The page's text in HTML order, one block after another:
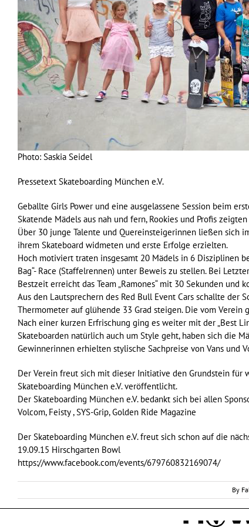
Photo: Saskia Seidel
Pressetext Skateboarding München e.V.
Geballte Girls Power und eine ausgelassene Session beim
Skatende Mädels aus nah und fern, Rookies und Profis
Über 30 junge Talente und Quereinsteigerinnen ließen sich
ihrem Skateboard widmeten und erste Erfolge erzielten.
Hoch motiviert traten insgesamt 20 Mädels in 6 Disziplinen
Bag“- Race (Staffelrennen) unter Beweis zu stellen. Bei
Bestzeit erreicht das Team „Ramones“ mit 30 Sekunden
Aus den Lautsprechern des Red Bull Event Cars schallte der
Thermometer auf glühende 33 Grad steigen. Die vom
Nach einer kurzen Erfrischung ging es weiter mit der „Best
Skateboarden natürlich auch um Style geht, haben sich die
Gewinnerinnen erhielten stylische Sachpreise von Vans und
Der Verein freut sich mit dieser Initiative den Grundstein für
Skateboarding München e.V. veröffentlicht.
Der Skateboarding München e.V. bedankt sich bei allen
Volcom, Feisty , SYS-Grip, Golden Ride Magazine
Der Skateboarding München e.V. freut sich schon auf die
19.09.15 Hirschgarten Bowl
https://www.facebook.com/events/679760832169074/
By